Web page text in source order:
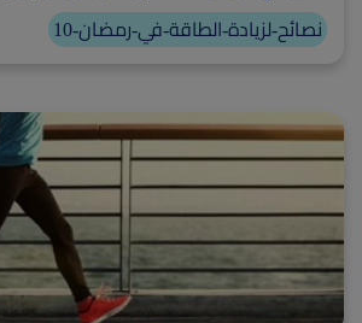
خاطئة على النظام اليومي.
10-نصائح-لزيادة-الطاقة-في-رمضان